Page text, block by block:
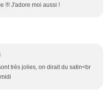
!!! J'adore moi aussi !
très jolies, on dirait du satin<br